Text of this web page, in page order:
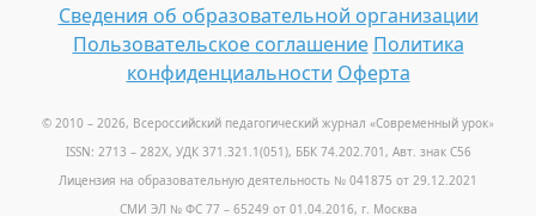
Сведения об образовательной организации
Пользовательское соглашение Политика
конфиденциальности Оферта
© 2010 – 2026, Всероссийский педагогический журнал «Современный урок»
ISSN: 2713 – 282X, УДК 371.321.1(051), ББК 74.202.701, Авт. знак С56
Лицензия на образовательную деятельность № 041875 от 29.12.2021
СМИ ЭЛ № ФС 77 – 65249 от 01.04.2016, г. Москва